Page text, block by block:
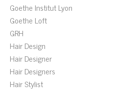
Goethe Institut Lyon
Goethe Loft
GRH
Hair Design
Hair Designer
Hair Designers
Hair Stylist